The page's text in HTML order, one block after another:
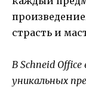
страсть и
В Schneid
уникальных